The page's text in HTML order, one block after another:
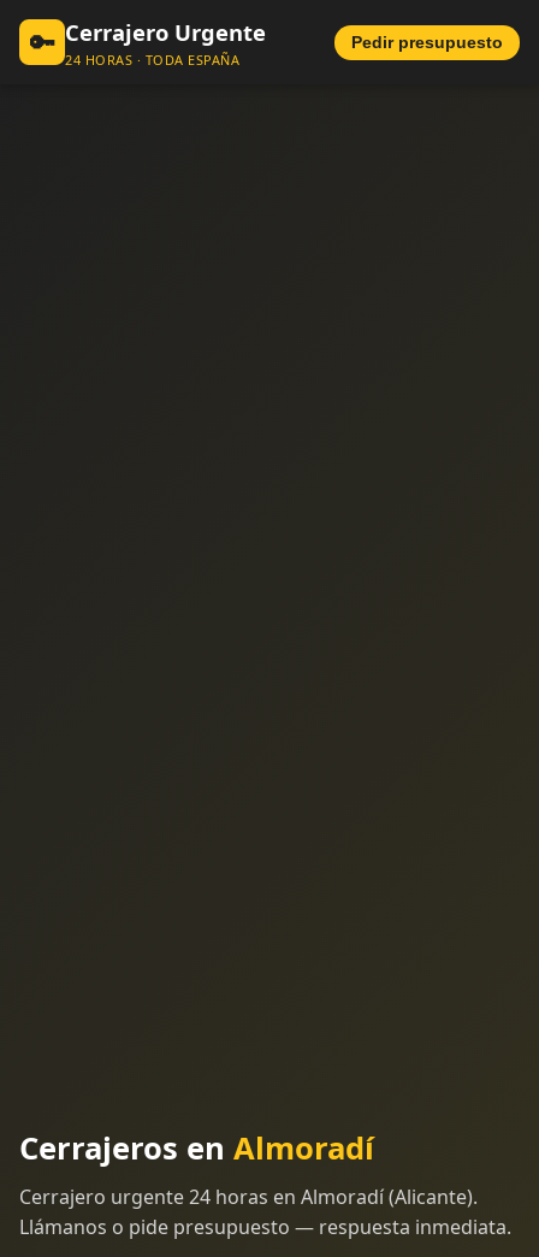
🔑 Cerrajero Urgente
24 HORAS · TODA ESPAÑA
Pedir presupuesto
Cerrajeros en Almoradí
Cerrajero urgente 24 horas en Almoradí (Alicante).
Llámanos o pide presupuesto — respuesta inmediata.